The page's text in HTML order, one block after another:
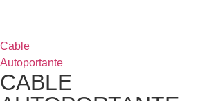
Cable
Autoportante
CABLE